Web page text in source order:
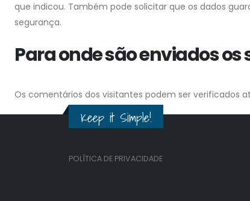
que indicou. Também pode solicitar que os dados
segurança.
Para onde são enviados os
Os comentários dos visitantes podem ser verificados
Keep it Simple!
POLÍTICA DE PRIVACIDADE